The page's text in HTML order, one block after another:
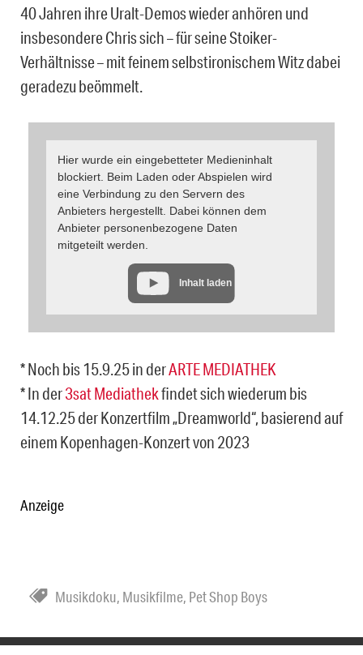
40 Jahren ihre Uralt-Demos wieder anhören und
insbesondere Chris sich – für seine Stoiker-
Verhältnisse – mit feinem selbstironischem Witz dabei
geradezu beömmelt.
Hier wurde ein eingebetteter Medieninhalt
blockiert. Beim Laden oder Abspielen wird
eine Verbindung zu den Servern des
Anbieters hergestellt. Dabei können dem
Anbieter personenbezogene Daten
mitgeteilt werden.
Inhalt laden
* Noch bis 15.9.25 in derARTE MEDIATHEK
* In der3sat Mediathekfindet sich wiederum bis
14.12.25 der Konzertfilm „Dreamworld“, basierend auf
einem Kopenhagen-Konzert von 2023
Anzeige
Musikdoku, Musikfilme, Pet Shop Boys